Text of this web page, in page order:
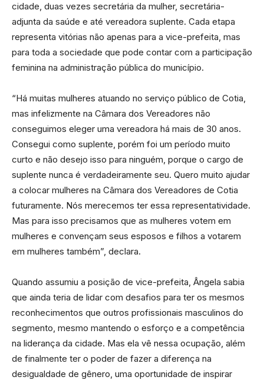
cidade, duas vezes secretária da mulher, secretária-
adjunta da saúde e até vereadora suplente. Cada etapa
representa vitórias não apenas para a vice-prefeita, mas
para toda a sociedade que pode contar com a participação
feminina na administração pública do município.
“Há muitas mulheres atuando no serviço público de Cotia,
mas infelizmente na Câmara dos Vereadores não
conseguimos eleger uma vereadora há mais de 30 anos.
Consegui como suplente, porém foi um período muito
curto e não desejo isso para ninguém, porque o cargo de
suplente nunca é verdadeiramente seu. Quero muito ajudar
a colocar mulheres na Câmara dos Vereadores de Cotia
futuramente. Nós merecemos ter essa representatividade.
Mas para isso precisamos que as mulheres votem em
mulheres e convençam seus esposos e filhos a votarem
em mulheres também”, declara.
Quando assumiu a posição de vice-prefeita, Ângela sabia
que ainda teria de lidar com desafios para ter os mesmos
reconhecimentos que outros profissionais masculinos do
segmento, mesmo mantendo o esforço e a competência
na liderança da cidade. Mas ela vê nessa ocupação, além
de finalmente ter o poder de fazer a diferença na
desigualdade de gênero, uma oportunidade de inspirar